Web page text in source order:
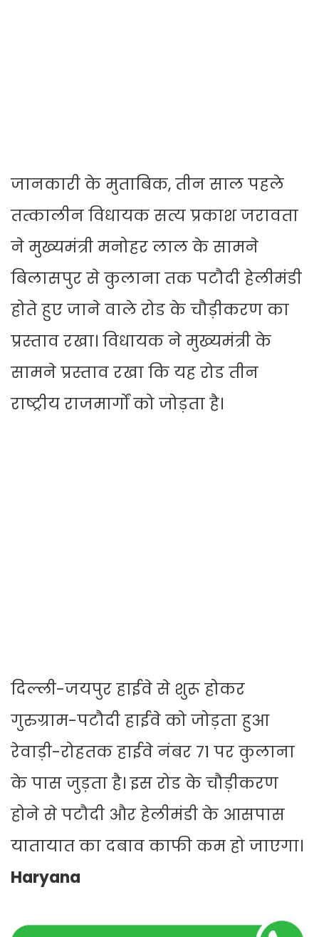
जानकारी के मुताबिक, तीन साल पहले
तत्कालीन विधायक सत्य प्रकाश जरावता
ने मुख्यमंत्री मनोहर लाल के सामने
बिलासपुर से कुलाना तक पटौदी हेलीमंडी
होते हुए जाने वाले रोड के चौड़ीकरण का
प्रस्ताव रखा। विधायक ने मुख्यमंत्री के
सामने प्रस्ताव रखा कि यह रोड तीन
राष्ट्रीय राजमार्गों को जोड़ता है।
दिल्ली-जयपुर हाईवे से शुरू होकर
गुरुग्राम-पटौदी हाईवे को जोड़ता हुआ
रेवाड़ी-रोहतक हाईवे नंबर 71 पर कुलाना
के पास जुड़ता है। इस रोड के चौड़ीकरण
होने से पटौदी और हेलीमंडी के आसपास
यातायात का दबाव काफी कम हो जाएगा।
Haryana